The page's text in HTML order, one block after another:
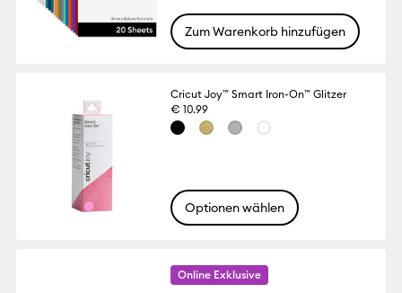
Zum Warenkorb hinzufügen
Cricut Joy™ Smart Iron-On™ Glitzer
€ 10.99
Optionen wählen
Online Exklusive